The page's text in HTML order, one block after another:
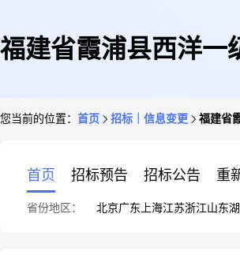
福建省霞浦县西洋一
您当前的位置： 首页 招标｜信息变更 福建省
首页 招标预告 招标公告 重
省份地区： 北京广东 上海江苏浙江山东